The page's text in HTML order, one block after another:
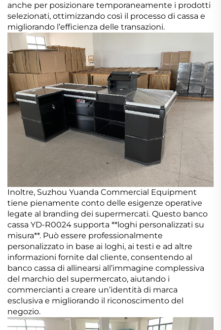
anche per posizionare temporaneamente i prodotti
selezionati, ottimizzando così il processo di cassa e
migliorando l’efficienza delle transazioni.
Inoltre, Suzhou Yuanda Commercial Equipment
tiene pienamente conto delle esigenze operative
legate al branding dei supermercati. Questo banco
cassa YD-R0024 supporta **loghi personalizzati su
misura**. Può essere professionalmente
personalizzato in base ai loghi, ai testi e ad altre
informazioni fornite dal cliente, consentendo al
banco cassa di allinearsi all’immagine complessiva
del marchio del supermercato, aiutando i
commercianti a creare un’identità di marca
esclusiva e migliorando il riconoscimento del
negozio.